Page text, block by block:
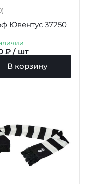
Ювентус 37250
₽ / шт
В корзину